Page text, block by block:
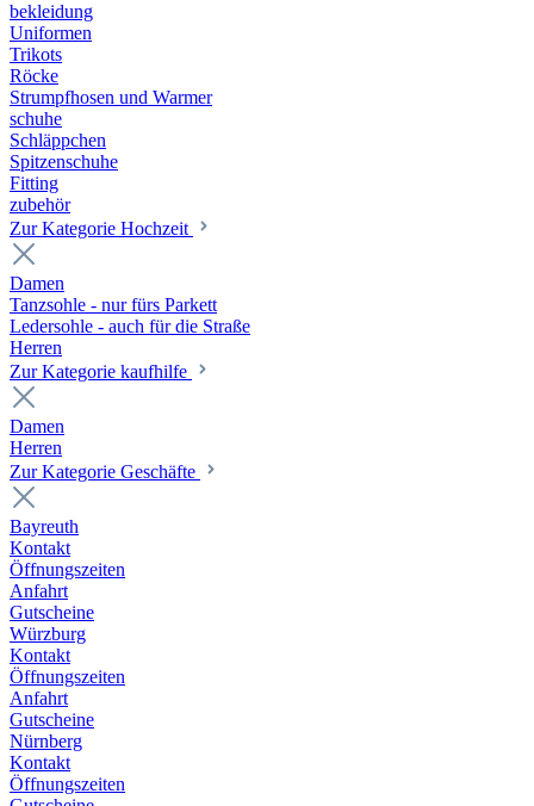
bekleidung
Uniformen
Trikots
Röcke
Strumpfhosen und Warmer
schuhe
Schläppchen
Spitzenschuhe
Fitting
zubehör
Zur Kategorie Hochzeit
Damen
Tanzsohle - nur fürs Parkett
Ledersohle - auch für die Straße
Herren
Zur Kategorie kaufhilfe
Damen
Herren
Zur Kategorie Geschäfte
Bayreuth
Kontakt
Öffnungszeiten
Anfahrt
Gutscheine
Würzburg
Kontakt
Öffnungszeiten
Anfahrt
Gutscheine
Nürnberg
Kontakt
Öffnungszeiten